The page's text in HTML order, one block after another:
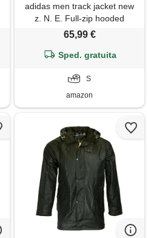
adidas men track jacket new
z. N. E. Full-zip hooded
65,99 €
Sped. gratuita
S
amazon